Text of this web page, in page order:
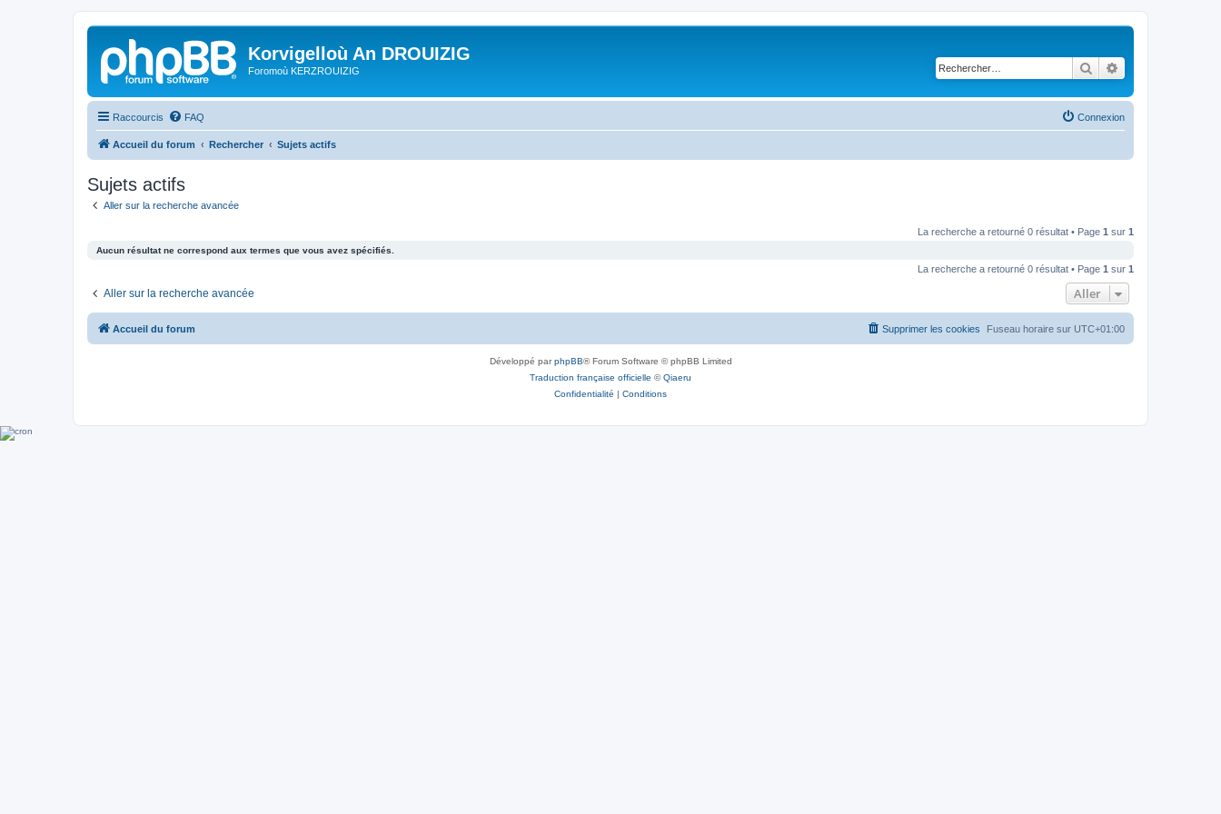
Korvigelloù An DROUIZIG
Foromoù KERZROUIZIG Rechercher
Raccourcis FAQ Connexion
Accueil du forum Rechercher Sujets actifs
Sujets actifs
Aller sur la recherche avancée
La recherche a retourné 0 résultat • Page 1 sur 1
Aucun résultat ne correspond aux termes que vous avez spécifiés.
La recherche a retourné 0 résultat • Page 1 sur 1
Aller sur la recherche avancée Aller
Accueil du forum Fuseau horaire sur UTC+01:00
Supprimer les cookies
Développé parphpBB® Forum Software © phpBB Limited
Traduction française officielle ©Qiaeru
Confidentialité | Conditions